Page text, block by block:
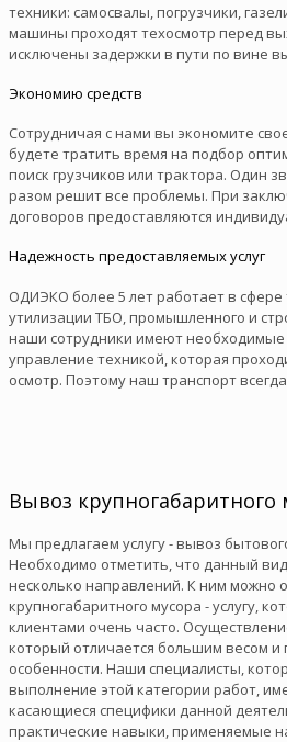
техники: самосвалы, погрузчики,
машины проходят техосмотр перед
исключены задержки в пути по вине
Экономию средств
Сотрудничая с нами вы экономите
будете тратить время на подбор
поиск грузчиков или трактора. Один
разом решит все проблемы. При
договоров предоставляются
Надежность предоставляемых услуг
ОДИЭКО более 5 лет работает в сфере
утилизации ТБО, промышленного и
наши сотрудники имеют необходимые
управление техникой, которая
осмотр. Поэтому наш транспорт
Вывоз крупногабаритного
Мы предлагаем услугу - вывоз
Необходимо отметить, что данный
несколько направлений. К ним можно
крупногабаритного мусора - услугу,
клиентами очень часто.
который отличается большим весом и
особенности. Наши специалисты,
выполнение этой категории работ,
касающиеся специфики данной
практические навыки, применяемые